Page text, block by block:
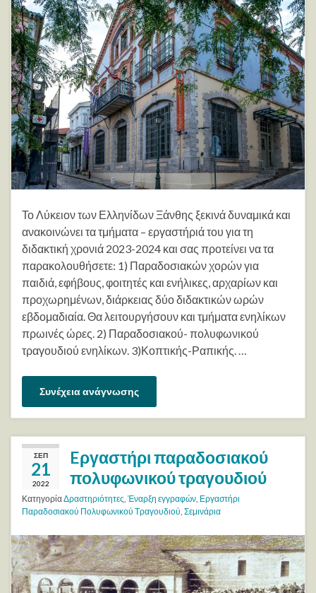
Το Λύκειον των Ελληνίδων Ξάνθης ξεκινά δυναμικά και
ανακοινώνει τα τμήματα – εργαστήριά του για τη
διδακτική χρονιά 2023-2024 και σας προτείνει να τα
παρακολουθήσετε: 1) Παραδοσιακών χορών για
παιδιά, εφήβους, φοιτητές και ενήλικες, αρχαρίων και
προχωρημένων, διάρκειας δύο διδακτικών ωρών
εβδομαδιαία. Θα λειτουργήσουν και τμήματα ενηλίκων
πρωινές ώρες. 2) Παραδοσιακού- πολυφωνικού
τραγουδιού ενηλίκων. 3)Κοπτικής-Ραπικής. …
Συνέχεια ανάγνωσης
ΣΕΠ
21
2022
Eργαστήρι παραδοσιακού
πολυφωνικού τραγουδιού
ΚατηγορίαΔραστηριότητες Έναρξη εγγραφών Εργαστήρι
Παραδοσιακού Πολυφωνικού Τραγουδιού Σεμινάρια